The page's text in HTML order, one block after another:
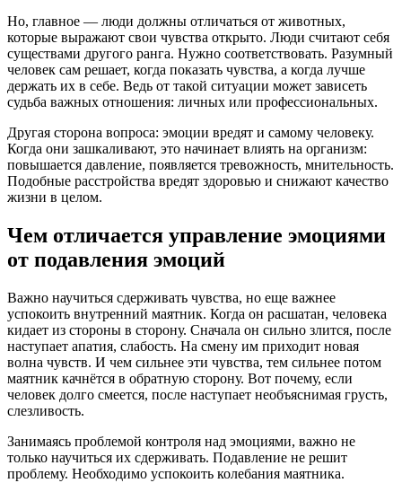
Но, главное — люди должны отличаться от животных,
которые выражают свои чувства открыто. Люди считают себя
существами другого ранга. Нужно соответствовать. Разумный
человек сам решает, когда показать чувства, а когда лучше
держать их в себе. Ведь от такой ситуации может зависеть
судьба важных отношения: личных или профессиональных.
Другая сторона вопроса: эмоции вредят и самому человеку.
Когда они зашкаливают, это начинает влиять на организм:
повышается давление, появляется тревожность, мнительность.
Подобные расстройства вредят здоровью и снижают качество
жизни в целом.
Чем отличается управление эмоциями
от подавления эмоций
Важно научиться сдерживать чувства, но еще важнее
успокоить внутренний маятник. Когда он расшатан, человека
кидает из стороны в сторону. Сначала он сильно злится, после
наступает апатия, слабость. На смену им приходит новая
волна чувств. И чем сильнее эти чувства, тем сильнее потом
маятник качнётся в обратную сторону. Вот почему, если
человек долго смеется, после наступает необъяснимая грусть,
слезливость.
Занимаясь проблемой контроля над эмоциями, важно не
только научиться их сдерживать. Подавление не решит
проблему. Необходимо успокоить колебания маятника.